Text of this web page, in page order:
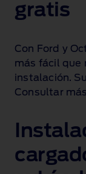
gratis
Con Ford y
más fácil que
instalación.
Consultar